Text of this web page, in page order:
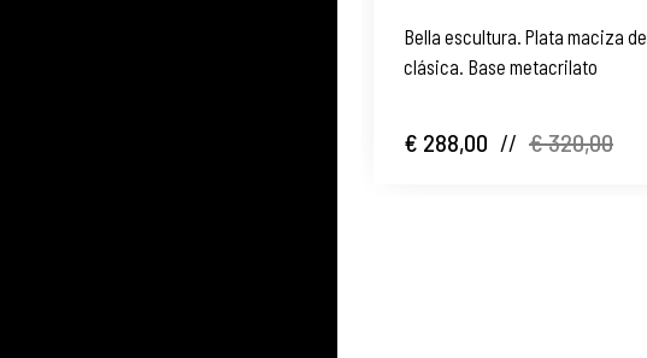
Bella escultura. Plata maciza
clásica. Base metacrilato
€ 288,00 // € 320,00